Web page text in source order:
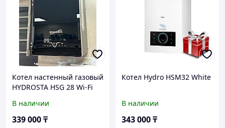
Котел настенный газовый
HYDROSTA HSG 28 Wi-Fi
В наличии
339 000₸
Котел Hydro HSM32 White
В наличии
343 000₸